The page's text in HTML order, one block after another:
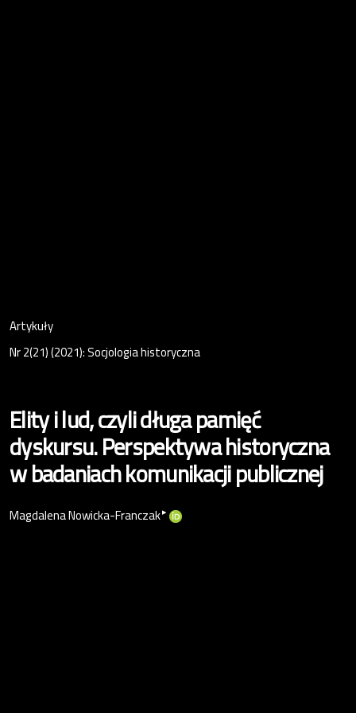
Artykuły
Nr 2(21) (2021): Socjologia historyczna
Elity i lud, czyli długa pamięć
dyskursu. Perspektywa historyczna
w badaniach komunikacji publicznej
Magdalena Nowicka-Franczak▸